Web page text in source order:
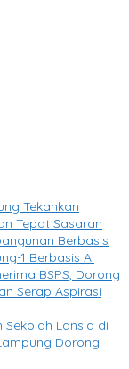
Tekankan
Tepat Sasaran
Berbasis
1 Berbasis AI
BSPS, Dorong
Serap Aspirasi
Sekolah Lansia di
Dorong